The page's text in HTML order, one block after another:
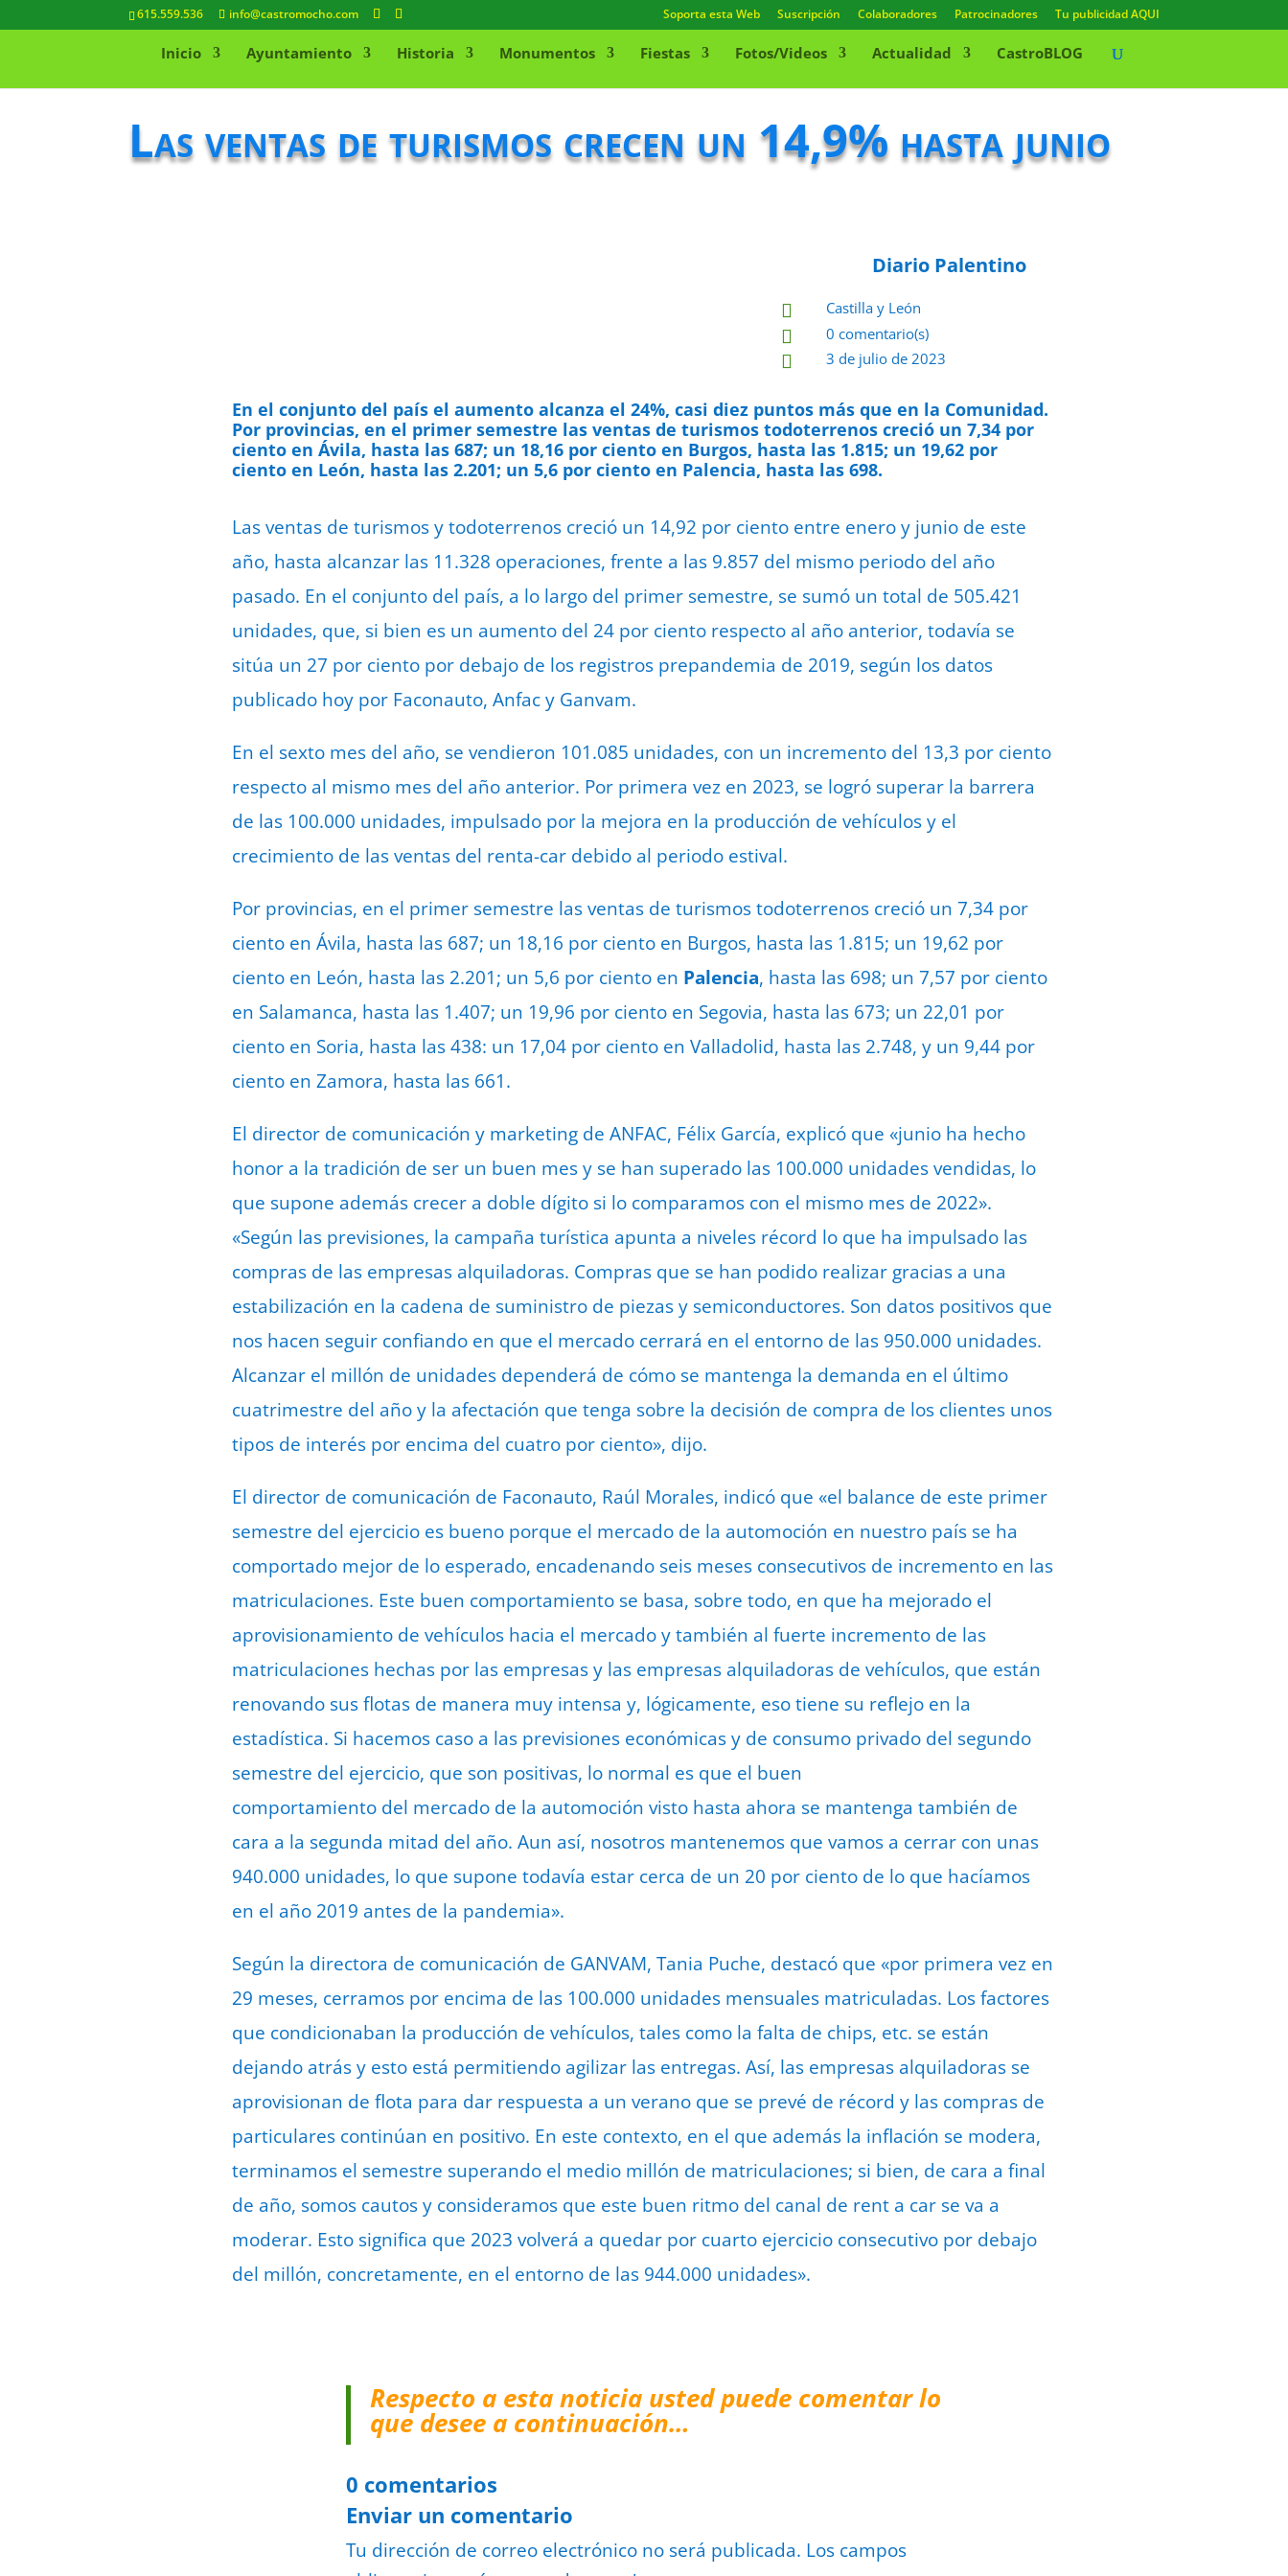
615.559.536 info@castromocho.com Soporta esta Web Suscripción Colaboradores Patrocinadores Tu publicidad AQUI
Inicio Ayuntamiento Historia Monumentos Fiestas Fotos/Videos Actualidad CastroBLOG
Las ventas de turismos crecen un 14,9% hasta junio
Diario Palentino
 Castilla y León
 0 comentario(s)
 3 de julio de 2023
En el conjunto del país el aumento alcanza el 24%, casi diez puntos más que en la Comunidad.
Por provincias, en el primer semestre las ventas de turismos todoterrenos creció un 7,34 por
ciento en Ávila, hasta las 687; un 18,16 por ciento en Burgos, hasta las 1.815; un 19,62 por
ciento en León, hasta las 2.201; un 5,6 por ciento en Palencia, hasta las 698.
Las ventas de turismos y todoterrenos creció un 14,92 por ciento entre enero y junio de este
año, hasta alcanzar las 11.328 operaciones, frente a las 9.857 del mismo periodo del año
pasado. En el conjunto del país, a lo largo del primer semestre, se sumó un total de 505.421
unidades, que, si bien es un aumento del 24 por ciento respecto al año anterior, todavía se
sitúa un 27 por ciento por debajo de los registros prepandemia de 2019, según los datos
publicado hoy por Faconauto, Anfac y Ganvam.
En el sexto mes del año, se vendieron 101.085 unidades, con un incremento del 13,3 por ciento
respecto al mismo mes del año anterior. Por primera vez en 2023, se logró superar la barrera
de las 100.000 unidades, impulsado por la mejora en la producción de vehículos y el
crecimiento de las ventas del renta-car debido al periodo estival.
Por provincias, en el primer semestre las ventas de turismos todoterrenos creció un 7,34 por
ciento en Ávila, hasta las 687; un 18,16 por ciento en Burgos, hasta las 1.815; un 19,62 por
ciento en León, hasta las 2.201; un 5,6 por ciento en Palencia, hasta las 698; un 7,57 por ciento
en Salamanca, hasta las 1.407; un 19,96 por ciento en Segovia, hasta las 673; un 22,01 por
ciento en Soria, hasta las 438: un 17,04 por ciento en Valladolid, hasta las 2.748, y un 9,44 por
ciento en Zamora, hasta las 661.
El director de comunicación y marketing de ANFAC, Félix García, explicó que «junio ha hecho
honor a la tradición de ser un buen mes y se han superado las 100.000 unidades vendidas, lo
que supone además crecer a doble dígito si lo comparamos con el mismo mes de 2022».
«Según las previsiones, la campaña turística apunta a niveles récord lo que ha impulsado las
compras de las empresas alquiladoras. Compras que se han podido realizar gracias a una
estabilización en la cadena de suministro de piezas y semiconductores. Son datos positivos que
nos hacen seguir confiando en que el mercado cerrará en el entorno de las 950.000 unidades.
Alcanzar el millón de unidades dependerá de cómo se mantenga la demanda en el último
cuatrimestre del año y la afectación que tenga sobre la decisión de compra de los clientes unos
tipos de interés por encima del cuatro por ciento», dijo.
El director de comunicación de Faconauto, Raúl Morales, indicó que «el balance de este primer
semestre del ejercicio es bueno porque el mercado de la automoción en nuestro país se ha
comportado mejor de lo esperado, encadenando seis meses consecutivos de incremento en las
matriculaciones. Este buen comportamiento se basa, sobre todo, en que ha mejorado el
aprovisionamiento de vehículos hacia el mercado y también al fuerte incremento de las
matriculaciones hechas por las empresas y las empresas alquiladoras de vehículos, que están
renovando sus flotas de manera muy intensa y, lógicamente, eso tiene su reflejo en la
estadística. Si hacemos caso a las previsiones económicas y de consumo privado del segundo
semestre del ejercicio, que son positivas, lo normal es que el buen
comportamiento del mercado de la automoción visto hasta ahora se mantenga también de
cara a la segunda mitad del año. Aun así, nosotros mantenemos que vamos a cerrar con unas
940.000 unidades, lo que supone todavía estar cerca de un 20 por ciento de lo que hacíamos
en el año 2019 antes de la pandemia».
Según la directora de comunicación de GANVAM, Tania Puche, destacó que «por primera vez en
29 meses, cerramos por encima de las 100.000 unidades mensuales matriculadas. Los factores
que condicionaban la producción de vehículos, tales como la falta de chips, etc. se están
dejando atrás y esto está permitiendo agilizar las entregas. Así, las empresas alquiladoras se
aprovisionan de flota para dar respuesta a un verano que se prevé de récord y las compras de
particulares continúan en positivo. En este contexto, en el que además la inflación se modera,
terminamos el semestre superando el medio millón de matriculaciones; si bien, de cara a final
de año, somos cautos y consideramos que este buen ritmo del canal de rent a car se va a
moderar. Esto significa que 2023 volverá a quedar por cuarto ejercicio consecutivo por debajo
del millón, concretamente, en el entorno de las 944.000 unidades».
Respecto a esta noticia usted puede comentar lo
que desee a continuación…
0 comentarios
Enviar un comentario
Tu dirección de correo electrónico no será publicada. Los campos